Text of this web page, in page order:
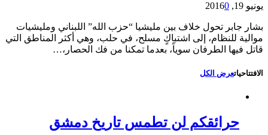
يونيو 19, 2016 0
بشار جابر تحول خلاف بين مليشيا “حزب الله” اللبناني ومليشيات
موالية للنظام، إلى اشتباكٍ مسلح، في حلب، وهي أكثر المناطق التي
قاتل فيها الطرفان سوياً، بعدما تمكنا من فك الحصار،…
الافتتاحياتعرض الكل
حرائقكم لن تطمس تاريخ دمشق